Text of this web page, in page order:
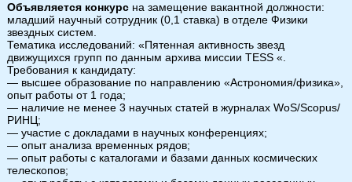
Объявляется конкурс на замещение вакантной должности:
младший научный сотрудник (0,1 ставка) в отделе Физики
звездных систем.
Тематика исследований: «Пятенная активность звезд
движущихся групп по данным архива миссии TESS «.
Требования к кандидату:
— высшее образование по направлению «Астрономия/физика»,
опыт работы от 1 года;
— наличие не менее 3 научных статей в журналах WoS/Scopus/
РИНЦ;
— участие с докладами в научных конференциях;
— опыт анализа временных рядов;
— опыт работы с каталогами и базами данных космических
телескопов;